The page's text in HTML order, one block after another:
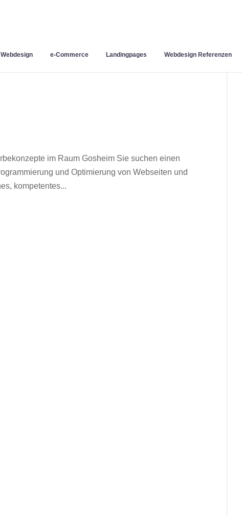
Webdesign e-Commerce Landingpages Webdesign Referenzen
im Raum Gosheim Sie suchen einen
und Optimierung von Webseiten und
kompetentes...